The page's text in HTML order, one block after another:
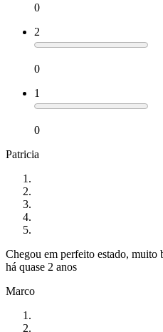
0
2
0
1
0
Patricia
Chegou em perfeito estado, muito
há quase 2 anos
Marco